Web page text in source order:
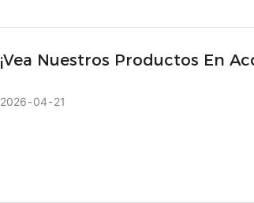
¡Vea Nuestros Productos En
2026 04 21